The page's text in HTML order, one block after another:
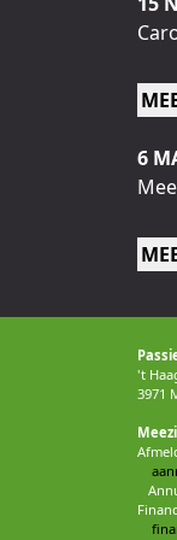
6
't
3971